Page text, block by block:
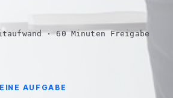
· 60 Minuten Freigabe
AUFGABE